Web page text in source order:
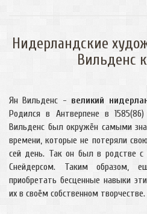
Нидерландские
Вильденс
Ян Вильденс - великий
Родился в Антверпене в
Вильденс был окружён самыми
времени, которые не потеряли
сей день. Так он был в родстве
Снейдерсом. Таким образом,
приобретать бесценные навыки
их в своём собственном творчестве.